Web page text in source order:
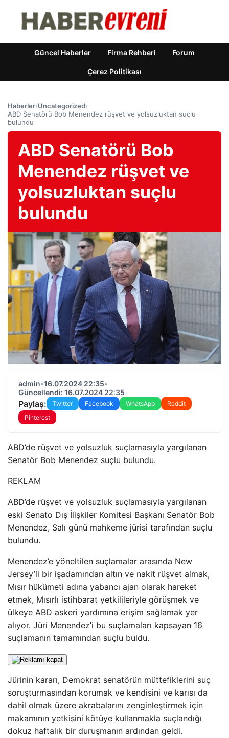
Güncel Haberler Firma Rehberi Forum
Çerez Politikası
Haberler›Uncategorized›
ABD Senatörü Bob Menendez rüşvet ve yolsuzluktan suçlu
bulundu
ABD Senatörü Bob
Menendez rüşvet ve
yolsuzluktan suçlu
bulundu
admin•16.07.2024 22:35•
Güncellendi: 16.07.2024 22:35
Paylaş: Twitter Facebook WhatsApp
Reddit
Pinterest
ABD’de rüşvet ve yolsuzluk suçlamasıyla yargılanan
Senatör Bob Menendez suçlu bulundu.
REKLAM
ABD’de rüşvet ve yolsuzluk suçlamasıyla yargılanan
eski Senato Dış İlişkiler Komitesi Başkanı Senatör Bob
Menendez, Salı günü mahkeme jürisi tarafından suçlu
bulundu.
Menendez’e yöneltilen suçlamalar arasında New
Jersey’li bir işadamından altın ve nakit rüşvet almak,
Mısır hükümeti adına yabancı ajan olarak hareket
etmek, Mısırlı istihbarat yetkilileriyle görüşmek ve
ülkeye ABD askeri yardımına erişim sağlamak yer
alıyor. Jüri Menendez’i bu suçlamaları kapsayan 16
suçlamanın tamamından suçlu buldu.
Jürinin kararı, Demokrat senatörün müttefiklerini suç
soruşturmasından korumak ve kendisini ve karısı da
dahil olmak üzere akrabalarını zenginleştirmek için
makamının yetkisini kötüye kullanmakla suçlandığı
dokuz haftalık bir duruşmanın ardından geldi.